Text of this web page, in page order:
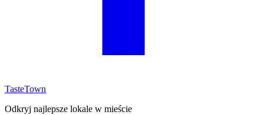
TasteTown
Odkryj najlepsze lokale w mieście